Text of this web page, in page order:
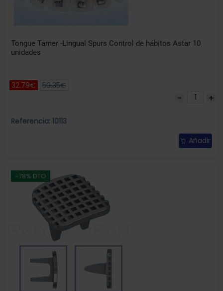
Tongue Tamer -Lingual Spurs Control de hábitos Astar 10
unidades
32.79€ 50.35€
Referencia: 10113
Añadir
-78% DTO